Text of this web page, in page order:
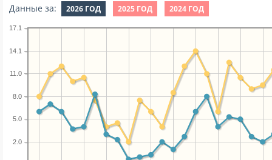
Данные за: 2026 ГОД 2025 ГОД 2024 ГОД
2.0
5.0
8.0
11.0
14.1
17.1